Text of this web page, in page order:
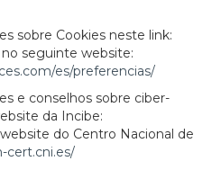
sobre Cookies neste link:
no seguinte website:
es/preferencias/
e conselhos sobre ciber-
da Incibe:
do Centro Nacional de
cert.cni.es/